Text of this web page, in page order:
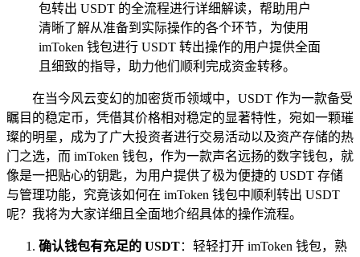
包转出 USDT 的全流程进行详细解读，帮助用户
清晰了解从准备到实际操作的各个环节，为使用
imToken 钱包进行 USDT 转出操作的用户提供全面
且细致的指导，助力他们顺利完成资金转移。
在当今风云变幻的加密货币领域中，USDT 作为一款备受
瞩目的稳定币，凭借其价格相对稳定的显著特性，宛如一颗璀
璨的明星，成为了广大投资者进行交易活动以及资产存储的热
门之选，而 imToken 钱包，作为一款声名远扬的数字钱包，就
像是一把贴心的钥匙，为用户提供了极为便捷的 USDT 存储
与管理功能，究竟该如何在 imToken 钱包中顺利转出 USDT
呢？我将为大家详细且全面地介绍具体的操作流程。
确认钱包有充足的 USDT：轻轻打开 imToken 钱包，熟